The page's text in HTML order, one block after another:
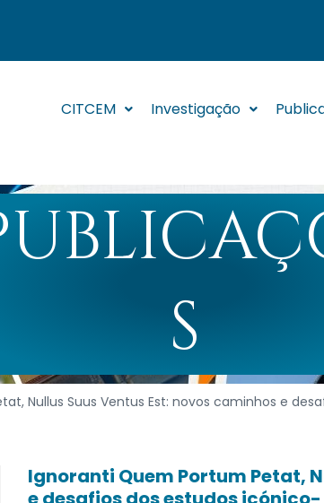
CITCEM Investigação
S
Nullus Suus Ventus Est: novos caminhos e
Ignoranti Quem Portum Petat,